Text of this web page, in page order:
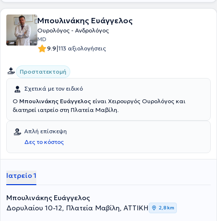
παρέμβαση, αντιμετώπιση όλου του φάσματος των ουρολογικών
και γεννητικών παθήσεων και των δυο φύλων.
Μπουλινάκης Ευάγγελος
Ουρολόγος - Ανδρολόγος
MD
9.9|113 αξιολογήσεις
Προστατεκτομή
Σχετικά με τον ειδικό
Ο Μπουλινάκης Ευάγγελος είναι Χειρουργός Ουρολόγος και
διατηρεί ιατρείο στη Πλατεία Μαβίλη.
Απλή επίσκεψη
Δες το κόστος
Ιατρείο 1
Μπουλινάκης Ευάγγελος
Δορυλαίου 10-12, Πλατεία Μαβίλη, ΑΤΤΙΚΗ
2,8 km